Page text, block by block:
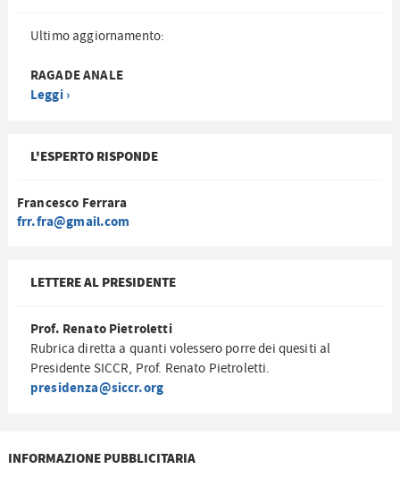
Ultimo aggiornamento:
RAGADE ANALE
Leggi ›
L'ESPERTO RISPONDE
Francesco Ferrara
frr.fra@gmail.com
LETTERE AL PRESIDENTE
Prof. Renato Pietroletti
Rubrica diretta a quanti volessero porre dei quesiti al
Presidente SICCR, Prof. Renato Pietroletti.
presidenza@siccr.org
INFORMAZIONE PUBBLICITARIA